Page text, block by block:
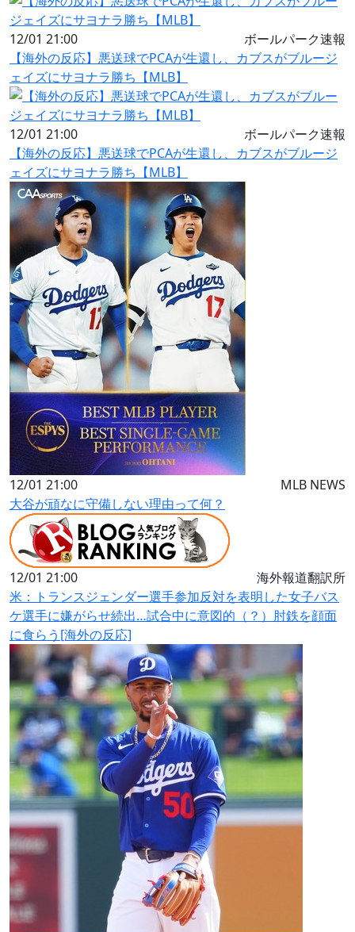
12/01 21:00
ボールパーク速報
【海外の反応】悪送球でPCAが生還し、カブスがブルージ
ェイズにサヨナラ勝ち【MLB】
12/01 21:00
ボールパーク速報
【海外の反応】悪送球でPCAが生還し、カブスがブルージ
ェイズにサヨナラ勝ち【MLB】
12/01 21:00
MLB NEWS
大谷が頑なに守備しない理由って何？
12/01 21:00
海外報道翻訳所
米：トランスジェンダー選手参加反対を表明した女子バス
ケ選手に嫌がらせ続出…試合中に意図的（？）肘鉄を顔面
に食らう[海外の反応]